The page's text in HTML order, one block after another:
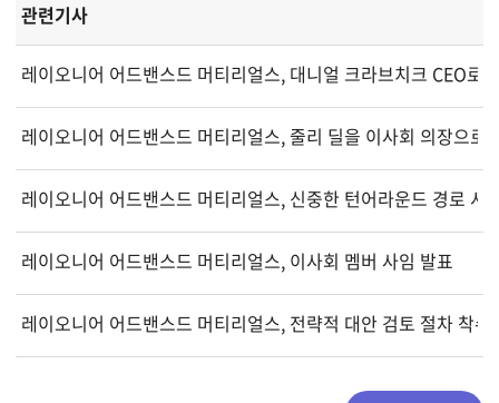
관련기사
레이오니어 어드밴스드 머티리얼스, 대니얼 크라브치크 CEO로
레이오니어 어드밴스드 머티리얼스, 줄리 딜을 이사회 의장으로
레이오니어 어드밴스드 머티리얼스, 신중한 턴어라운드 경로 시
레이오니어 어드밴스드 머티리얼스, 이사회 멤버 사임 발표
레이오니어 어드밴스드 머티리얼스, 전략적 대안 검토 절차 착수